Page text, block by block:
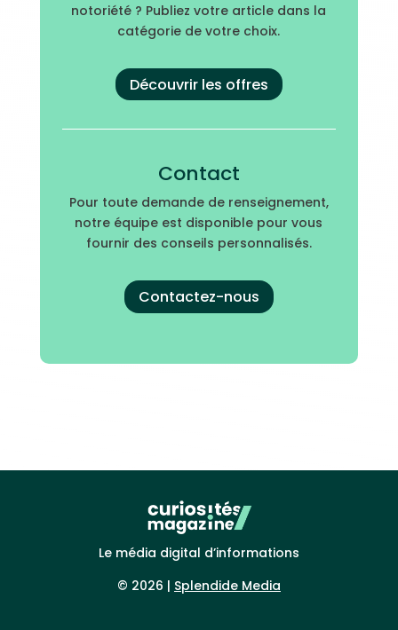
notoriété ? Publiez votre article dans la
catégorie de votre choix.
Découvrir les offres
Contact
Pour toute demande de renseignement,
notre équipe est disponible pour vous
fournir des conseils personnalisés.
Contactez-nous
Le média digital d’informations
© 2026 | Splendide Media